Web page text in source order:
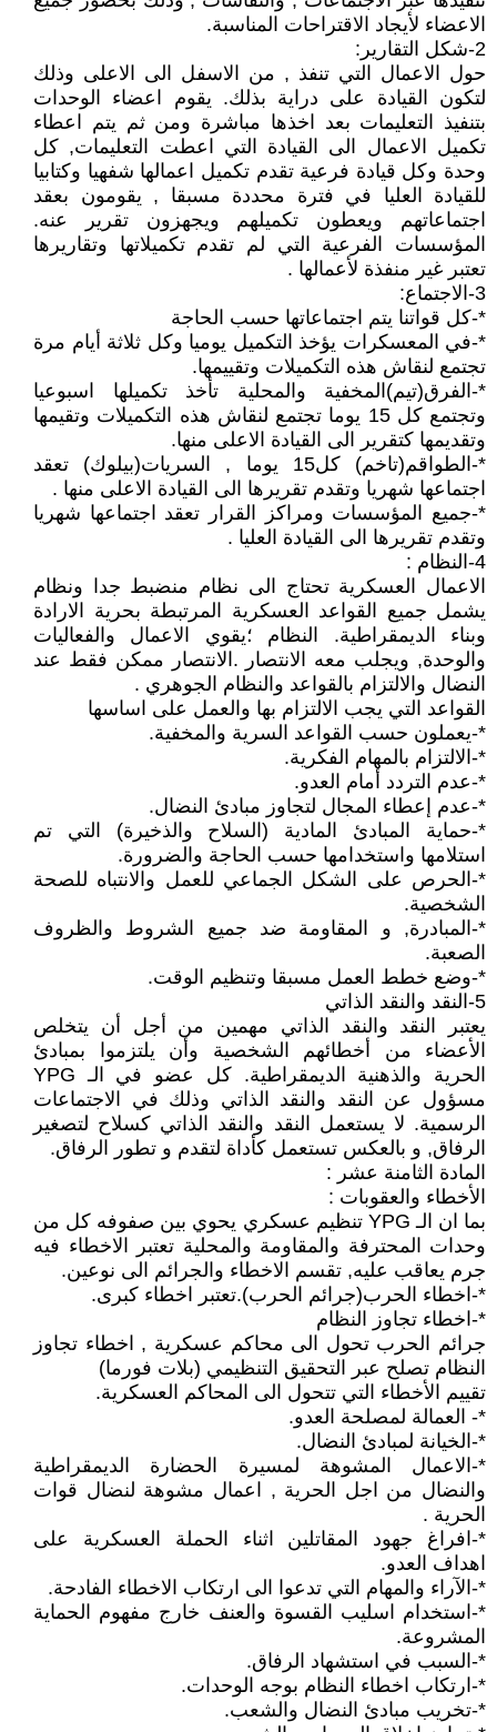
الاعضاء لأيجاد الاقتراحات المناسبة.
2-شكل التقارير:
حول الاعمال التي تنفذ , من الاسفل الى الاعلى وذلك
لتكون القيادة على دراية بذلك. يقوم اعضاء الوحدات
بتنفيذ التعليمات بعد اخذها مباشرة ومن ثم يتم اعطاء
تكميل الاعمال الى القيادة التي اعطت التعليمات, كل
وحدة وكل قيادة فرعية تقدم تكميل اعمالها شفهيا وكتابيا
للقيادة العليا في فترة محددة مسبقا , يقومون بعقد
اجتماعاتهم ويعطون تكميلهم ويجهزون تقرير عنه.
المؤسسات الفرعية التي لم تقدم تكميلاتها وتقاريرها
تعتبر غير منفذة لأعمالها .
3-الاجتماع:
*-كل قواتنا يتم اجتماعاتها حسب الحاجة
*-في المعسكرات يؤخذ التكميل يوميا وكل ثلاثة أيام مرة
تجتمع لنقاش هذه التكميلات وتقييمها.
*-الفرق(تيم)المخفية والمحلية تأخذ تكميلها اسبوعيا
وتجتمع كل 15 يوما تجتمع لنقاش هذه التكميلات وتقيمها
وتقديمها كتقرير الى القيادة الاعلى منها.
*-الطواقم(تاخم) كل15 يوما , السريات(بيلوك) تعقد
اجتماعها شهريا وتقدم تقريرها الى القيادة الاعلى منها .
*-جميع المؤسسات ومراكز القرار تعقد اجتماعها شهريا
وتقدم تقريرها الى القيادة العليا .
4-النظام :
الاعمال العسكرية تحتاج الى نظام منضبط جدا ونظام
يشمل جميع القواعد العسكرية المرتبطة بحرية الارادة
وبناء الديمقراطية. النظام ؛يقوي الاعمال والفعاليات
والوحدة, ويجلب معه الانتصار .الانتصار ممكن فقط عند
النضال والالتزام بالقواعد والنظام الجوهري .
القواعد التي يجب الالتزام بها والعمل على اساسها
*-يعملون حسب القواعد السرية والمخفية.
*-الالتزام بالمهام الفكرية.
*-عدم التردد أمام العدو.
*-عدم إعطاء المجال لتجاوز مبادئ النضال.
*-حماية المبادئ المادية (السلاح والذخيرة) التي تم
استلامها واستخدامها حسب الحاجة والضرورة.
*-الحرص على الشكل الجماعي للعمل والانتباه للصحة
الشخصية.
*-المبادرة, و المقاومة ضد جميع الشروط والظروف
الصعبة.
*-وضع خطط العمل مسبقا وتنظيم الوقت.
5-النقد والنقد الذاتي
يعتبر النقد والنقد الذاتي مهمين من أجل أن يتخلص
الأعضاء من أخطائهم الشخصية وأن يلتزموا بمبادئ
الحرية والذهنية الديمقراطية. كل عضو في الـ YPG
مسؤول عن النقد والنقد الذاتي وذلك في الاجتماعات
الرسمية. لا يستعمل النقد والنقد الذاتي كسلاح لتصغير
الرفاق, و بالعكس تستعمل كأداة لتقدم و تطور الرفاق.
المادة الثامنة عشر :
الأخطاء والعقوبات :
بما ان الـ YPG تنظيم عسكري يحوي بين صفوفه كل من
وحدات المحترفة والمقاومة والمحلية تعتبر الاخطاء فيه
جرم يعاقب عليه, تقسم الاخطاء والجرائم الى نوعين.
*-اخطاء الحرب(جرائم الحرب).تعتبر اخطاء كبرى.
*-اخطاء تجاوز النظام
جرائم الحرب تحول الى محاكم عسكرية , اخطاء تجاوز
النظام تصلح عبر التحقيق التنظيمي (بلات فورما)
تقييم الأخطاء التي تتحول الى المحاكم العسكرية.
*- العمالة لمصلحة العدو.
*-الخيانة لمبادئ النضال.
*-الاعمال المشوهة لمسيرة الحضارة الديمقراطية
والنضال من اجل الحرية , اعمال مشوهة لنضال قوات
الحرية .
*-افراغ جهود المقاتلين اثناء الحملة العسكرية على
اهداف العدو.
*-الآراء والمهام التي تدعوا الى ارتكاب الاخطاء الفادحة.
*-استخدام اسليب القسوة والعنف خارج مفهوم الحماية
المشروعة.
*-السبب في استشهاد الرفاق.
*-ارتكاب اخطاء النظام بوجه الوحدات.
*-تخريب مبادئ النضال والشعب.